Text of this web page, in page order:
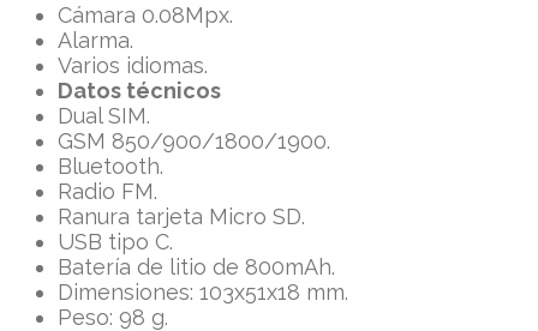
Cámara 0.08Mpx.
Alarma.
Varios idiomas.
Datos técnicos
Dual SIM.
GSM 850/900/1800/1900.
Bluetooth.
Radio FM.
Ranura tarjeta Micro SD.
USB tipo C.
Batería de litio de 800mAh.
Dimensiones: 103x51x18 mm.
Peso: 98 g.